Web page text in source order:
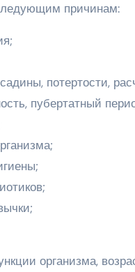
причинам:
потертости,
пубертатный
организма,